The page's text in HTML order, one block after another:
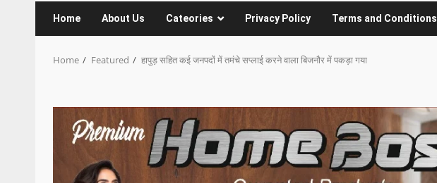
Home About Us Cateories Privacy Policy Terms and Conditions
Home Featured हापुड़ सहित कई जनपदों में तमंचे सप्लाई करने वाला बिजनौर में पकड़ा गया